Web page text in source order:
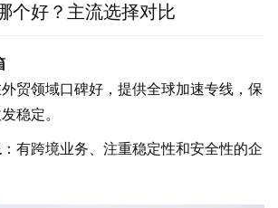
个好？主流选择对比
外贸领域口碑好，提供全球加速专线，保
稳定。
：有跨境业务、注重稳定性和安全性的企